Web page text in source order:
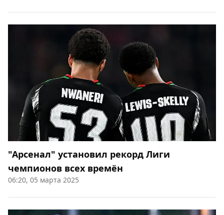
"Арсенал" установил рекорд Лиги
чемпионов всех времён
06:20, 05 марта 2025